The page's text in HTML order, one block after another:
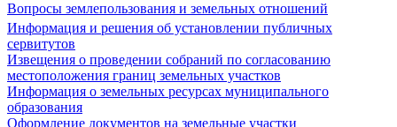
Вопросы землепользования и земельных отношений
Информация и решения об установлении публичных
сервитутов
Извещения о проведении собраний по согласованию
местоположения границ земельных участков
Информация о земельных ресурсах муниципального
образования
Оформление документов на земельные участки